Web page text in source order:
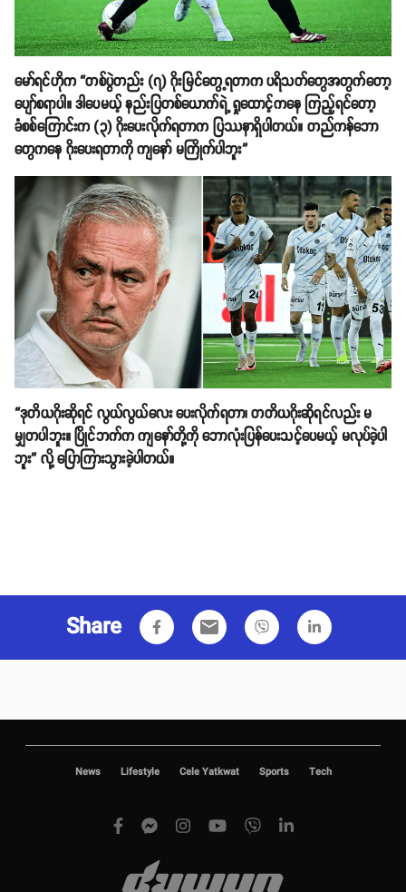
မော်ရင်ဟိုက “တစ်ပွဲတည်း (၇) ဂိုးမြင်တွေ့ရတာက ပရိသတ်တွေအတွက်တော့
ပျော်စရာပါ။ ဒါပေမယ့် နည်းပြတစ်ယောက်ရဲ့ ရှုထောင့်ကနေ ကြည့်ရင်တော့
ခံစစ်ကြောင်းက (၃) ဂိုးပေးလိုက်ရတာက ပြဿနာရှိပါတယ်။ တည်ကန်ဘော
တွေကနေ ဂိုးပေးရတာကို ကျနော် မကြိုက်ပါဘူး”
“ဒုတိယဂိုးဆိုရင် လွယ်လွယ်လေး ပေးလိုက်ရတာ၊ တတိယဂိုးဆိုရင်လည်း မ
မျှတပါဘူး။ ပြိုင်ဘက်က ကျနော်တို့ကို ဘောလုံးပြန်ပေးသင့်ပေမယ့် မလုပ်ခဲ့ပါ
ဘူး” လို့ ပြောကြားသွားခဲ့ပါတယ်။
Share email
News Lifestyle Cele Yatkwat Sports Tech